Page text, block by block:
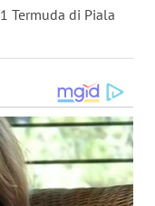
Termuda di Piala